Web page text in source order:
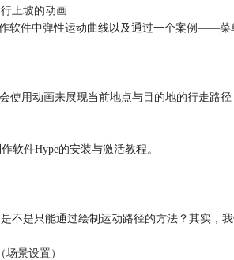
上坡的动画
软件中弹性运动曲线以及通过一个案例——
使用动画来展现当前地点与目的地的行走路径
软件Hype的安装与激活教程。
不是只能通过绘制运动路径的方法？其实，
景设置）